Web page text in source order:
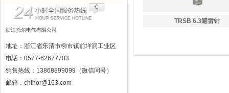
浙江托尔电气有限公司
地址：浙江省乐清市柳市镇前垟洞工业区
电话：0577-62677703
销售热线：13868899099（微信同号）
邮箱：chthor@163.com
TRSB 6.3避雷针